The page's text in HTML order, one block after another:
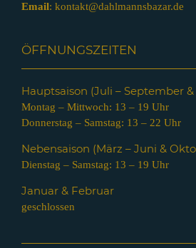
Email: kontakt@dahlmannsbazar.de
ÖFFNUNGSZEITEN
Hauptsaison (Juli – September
Montag – Mittwoch: 13 – 19 Uhr
Donnerstag – Samstag: 13 – 22 Uhr
Nebensaison (März – Juni &
Dienstag – Samstag: 13 – 19 Uhr
Januar & Februar
geschlossen